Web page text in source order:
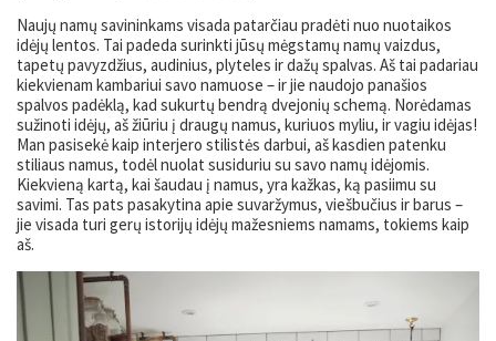
Naujų namų savininkams visada patarčiau pradėti nuo nuotaikos
idėjų lentos. Tai padeda surinkti jūsų mėgstamų namų vaizdus, ​​
tapetų pavyzdžius, audinius, plyteles ir dažų spalvas. Aš tai padariau
kiekvienam kambariui savo namuose – ir jie naudojo panašios
spalvos padėklą, kad sukurtų bendrą dvejonių schemą. Norėdamas
sužinoti idėjų, aš žiūriu į draugų namus, kuriuos myliu, ir vagiu idėjas!
Man pasisekė kaip interjero stilistės darbui, aš kasdien patenku
stiliaus namus, todėl nuolat susiduriu su savo namų idėjomis.
Kiekvieną kartą, kai šaudau į namus, yra kažkas, ką pasiimu su
savimi. Tas pats pasakytina apie suvaržymus, viešbučius ir barus –
jie visada turi gerų istorijų idėjų mažesniems namams, tokiems kaip
aš.